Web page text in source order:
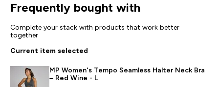
Frequently bought with
Complete your stack with products that work better
together
Current item selected
MP Women's Tempo Seamless Halter Neck Bra
– Red Wine - L